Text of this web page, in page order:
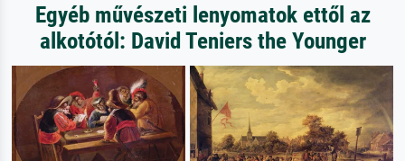
Egyéb művészeti lenyomatok ettől az
alkotótól: David Teniers the Younger